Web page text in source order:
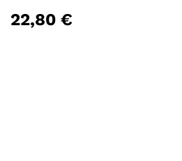
22,80 €